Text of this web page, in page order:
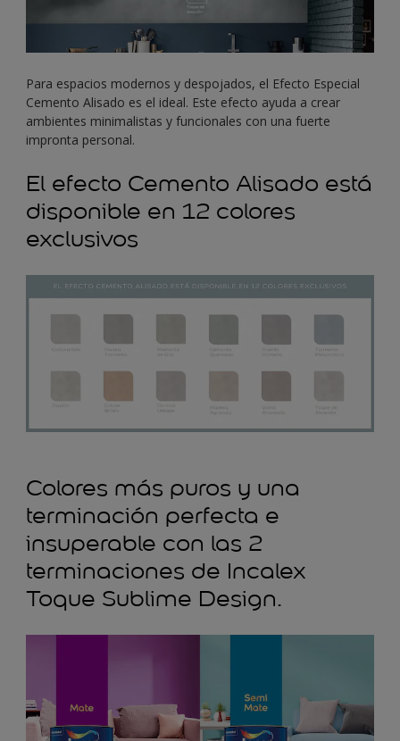
Para espacios modernos y despojados, el Efecto Especial
Cemento Alisado es el ideal. Este efecto ayuda a crear
ambientes minimalistas y funcionales con una fuerte
impronta personal.
El efecto Cemento Alisado está
disponible en 12 colores
exclusivos
Colores más puros y una
terminación perfecta e
insuperable con las 2
terminaciones de Incalex
Toque Sublime Design.